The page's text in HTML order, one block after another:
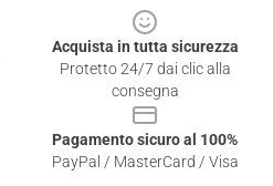
Acquista in tutta sicurezza
Protetto 24/7 dai clic alla
consegna
Pagamento sicuro al 100%
PayPal / MasterCard / Visa